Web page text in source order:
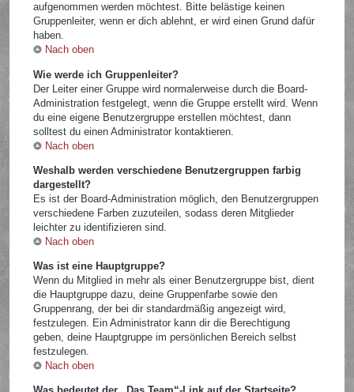
aufgenommen werden möchtest. Bitte belästige keinen
Gruppenleiter, wenn er dich ablehnt, er wird einen Grund dafür
haben.
Nach oben
Wie werde ich Gruppenleiter?
Der Leiter einer Gruppe wird normalerweise durch die Board-
Administration festgelegt, wenn die Gruppe erstellt wird. Wenn
du eine eigene Benutzergruppe erstellen möchtest, dann
solltest du einen Administrator kontaktieren.
Nach oben
Weshalb werden verschiedene Benutzergruppen farbig
dargestellt?
Es ist der Board-Administration möglich, den Benutzergruppen
verschiedene Farben zuzuteilen, sodass deren Mitglieder
leichter zu identifizieren sind.
Nach oben
Was ist eine Hauptgruppe?
Wenn du Mitglied in mehr als einer Benutzergruppe bist, dient
die Hauptgruppe dazu, deine Gruppenfarbe sowie den
Gruppenrang, der bei dir standardmäßig angezeigt wird,
festzulegen. Ein Administrator kann dir die Berechtigung
geben, deine Hauptgruppe im persönlichen Bereich selbst
festzulegen.
Nach oben